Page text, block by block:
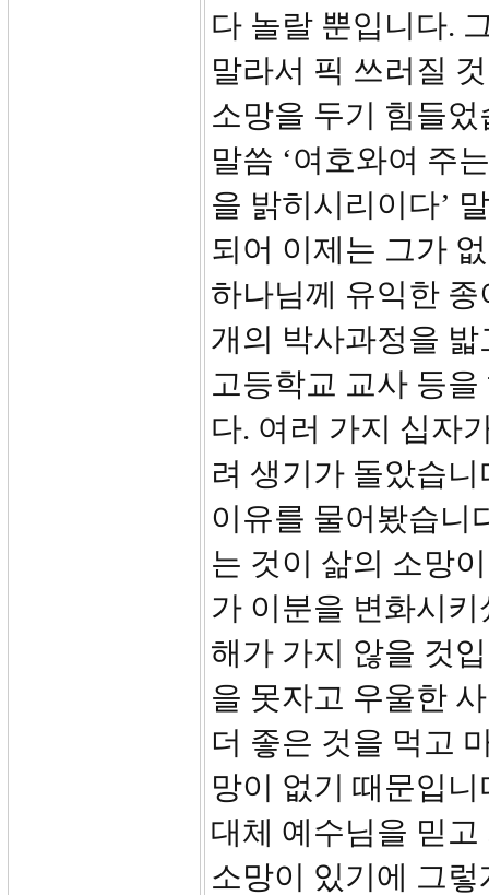
다 놀랄 뿐입니다.
말라서 픽 쓰러질
소망을 두기 힘들
말씀 ‘여호와여 주
을 밝히시리이다’
되어 이제는 그가
하나님께 유익한
개의 박사과정을
고등학교 교사 등
다. 여러 가지 십자
려 생기가 돌았습
이유를 물어봤습니
는 것이 삶의 소망
가 이분을 변화시
해가 가지 않을 것
을 못자고 우울한
더 좋은 것을 먹고
망이 없기 때문입
대체 예수님을 믿
소망이 있기에 그